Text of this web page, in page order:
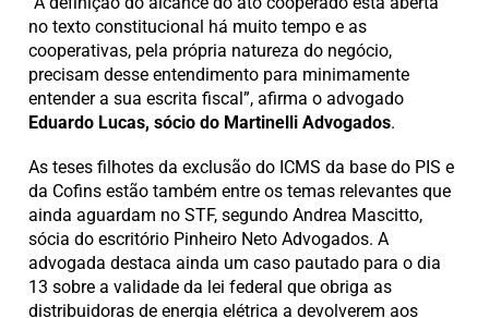
no texto constitucional há muito tempo e as
cooperativas, pela própria natureza do negócio,
precisam desse entendimento para minimamente
entender a sua escrita fiscal”, afirma o advogado
Eduardo Lucas, sócio do Martinelli Advogados.
As teses filhotes da exclusão do ICMS da base do PIS e
da Cofins estão também entre os temas relevantes que
ainda aguardam no STF, segundo Andrea Mascitto,
sócia do escritório Pinheiro Neto Advogados. A
advogada destaca ainda um caso pautado para o dia
13 sobre a validade da lei federal que obriga as
distribuidoras de energia elétrica a devolverem aos